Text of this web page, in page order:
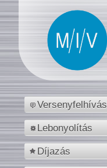
Versenyfelhívás
Lebonyolítás
Díjazás